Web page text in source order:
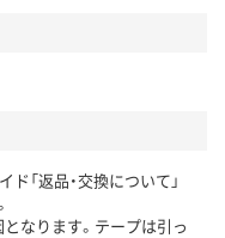
ド「返品・交換について」
なります。テープは引っ